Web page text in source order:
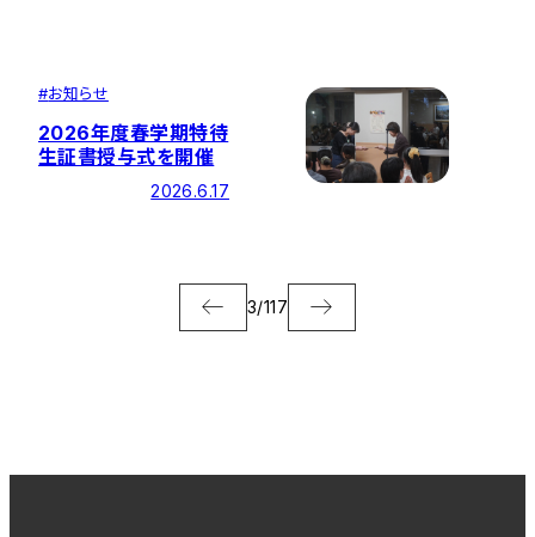
#お知らせ
2026年度春学期特待
生証書授与式を開催
2026.6.17
3/117